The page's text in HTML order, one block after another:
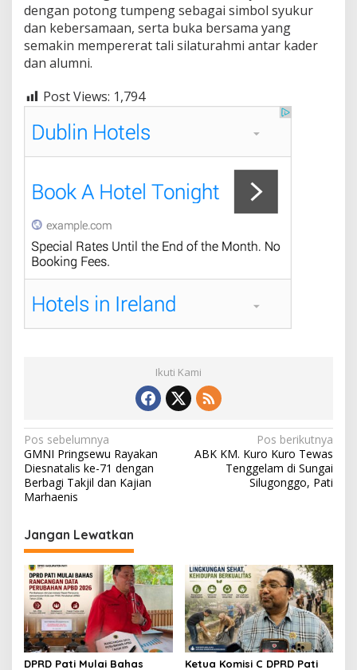
dengan potong tumpeng sebagai simbol syukur
dan kebersamaan, serta buka bersama yang
semakin mempererat tali silaturahmi antar kader
dan alumni.
Post Views: 1,794
Ikuti Kami
N
a
v
i
g
a
s
i
p
o
Pos sebelumnya
GMNI Pringsewu Rayakan
Diesnatalis ke-71 dengan
Berbagi Takjil dan Kajian
Marhaenis
Pos berikutnya
ABK KM. Kuro Kuro Tewas
Tenggelam di Sungai
Silugonggo, Pati
Jangan Lewatkan
DPRD Pati Mulai Bahas Ketua Komisi C DPRD Pati